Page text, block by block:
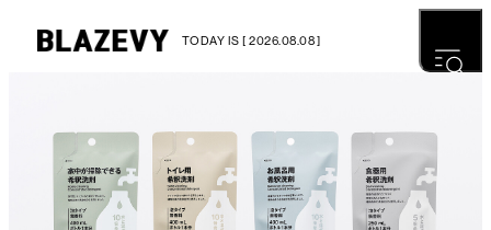
TODAY IS [ 2026.08.08 ]